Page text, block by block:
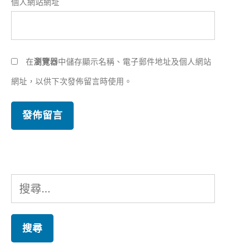
個人網站網址
在瀏覽器中儲存顯示名稱、電子郵件地址及個人網站
網址，以供下次發佈留言時使用。
搜
尋
鍵